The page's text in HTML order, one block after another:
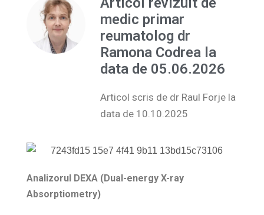
medic primar
reumatolog dr
Ramona Codrea la
data de 05.06.2026
Articol scris de dr Raul Forje la
data de 10.10.2025
Analizorul DEXA (Dual-energy X-ray
Absorptiometry)